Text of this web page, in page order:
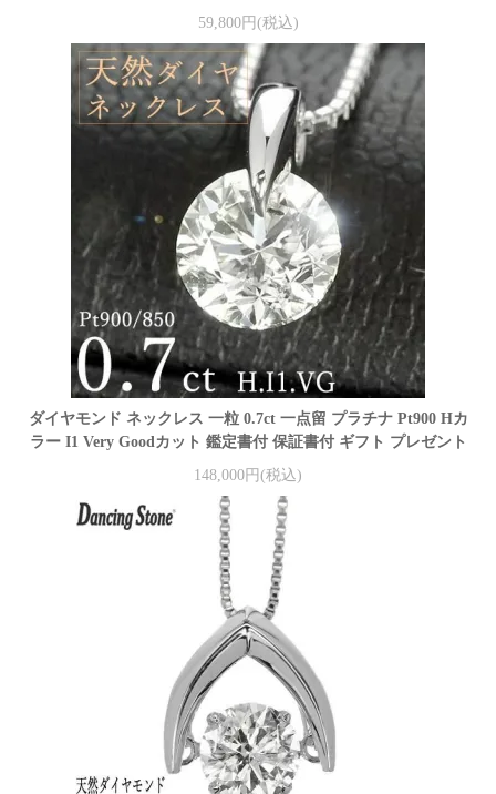
59,800円(税込)
ダイヤモンド ネックレス 一粒 0.7ct 一点留 プラチナ Pt900 Hカ
ラー I1 Very Goodカット 鑑定書付 保証書付 ギフト プレゼント
148,000円(税込)